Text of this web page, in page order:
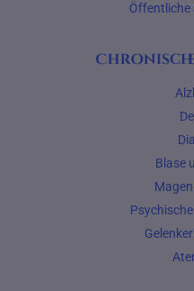
Öffentliche
Blase